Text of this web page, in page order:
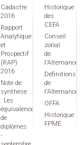
Cadastre
2016
Rapport
Analytique
et
Prospectif
(RAP)
2016
Note de
synthèse
: Les
équivalences
de
diplômes
-
Historique
des
CEFA
Conseil
zonal
de
l'Alternance
Définitions
de
l'Alternance
OFFA
Historique
FPME